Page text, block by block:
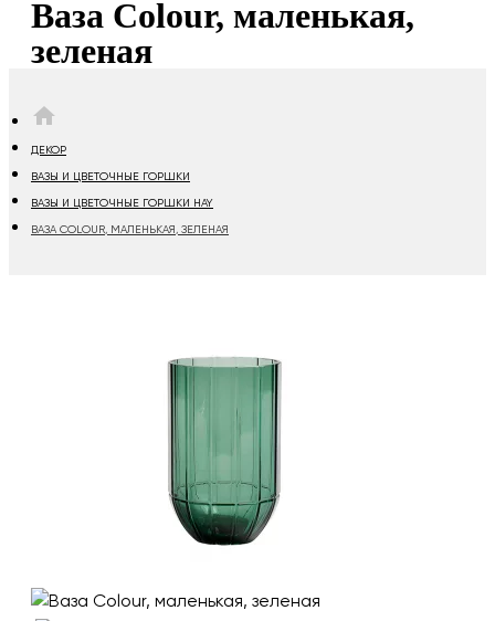
Ваза Colour, маленькая,
зеленая
ДЕКОР
ВАЗЫ И ЦВЕТОЧНЫЕ ГОРШКИ
ВАЗЫ И ЦВЕТОЧНЫЕ ГОРШКИ HAY
ВАЗА COLOUR, МАЛЕНЬКАЯ, ЗЕЛЕНАЯ